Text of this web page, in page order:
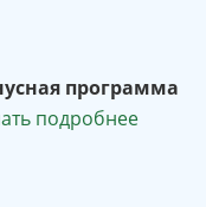
программа
подробнее